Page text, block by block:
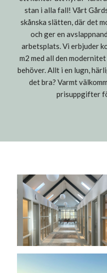
stan i alla fall! Vårt
skånska slätten, där det
och ger en
arbetsplats. Vi erbjuder
m2 med all den
behöver. Allt i en lugn,
det bra? Varmt
prisuppgifter